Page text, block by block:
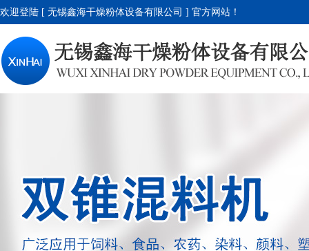
欢迎登陆 [ 无锡鑫海干燥粉体设备有限公司 ] 官方网站！